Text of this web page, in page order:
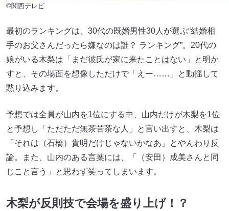
©関西テレビ
最初のランキングは、30代の既婚男性30人が選ぶ“結婚相
手のお父さんだったら嫌なのは誰？ ランキング”。20代の
娘がいる木梨は「まだ彼氏が家に来たことはない」と明か
すと、その場面を想像しただけで「えー……」と動揺して
黙り込みます。
予想では全員が山内を1位にする中、山内だけが木梨を1位
と予想し「ただただ無茶苦茶な人」と言い出すと、木梨は
「それは（石橋）貴明だけじゃないかなあ」とやんわり反
論。また、山内のある言葉には、「（安田）成美さんと同
じこと言う」と思わず笑ってしまいます。
木梨が反則技で会場を盛り上げ！？